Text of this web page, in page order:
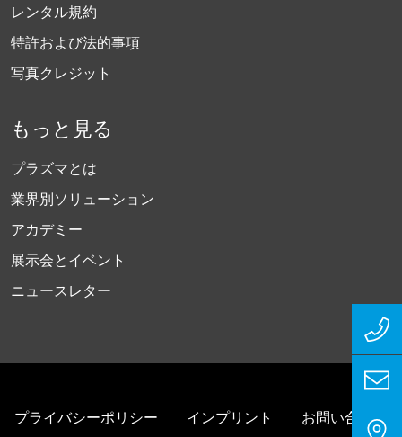
レンタル規約
特許および法的事項
写真クレジット
もっと見る
プラズマとは
業界別ソリューション
アカデミー
展示会とイベント
ニュースレター
プライバシーポリシー インプリント お問い合わせ